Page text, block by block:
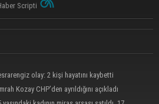
Scripti
olay: 2 kişi hayatını kaybetti
Kozay CHP’den ayrıldığını açıkladı